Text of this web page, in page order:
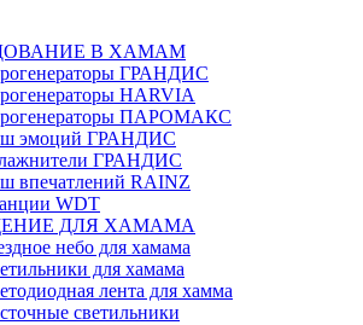
В ХАМАМ
ГРАНДИС
HARVIA
ПАРОМАКС
эмоций ГРАНДИС
ГРАНДИС
впечатлений RAINZ
WDT
ДЛЯ ХАМАМА
небо для хамама
для хамама
лента для хамма
светильники